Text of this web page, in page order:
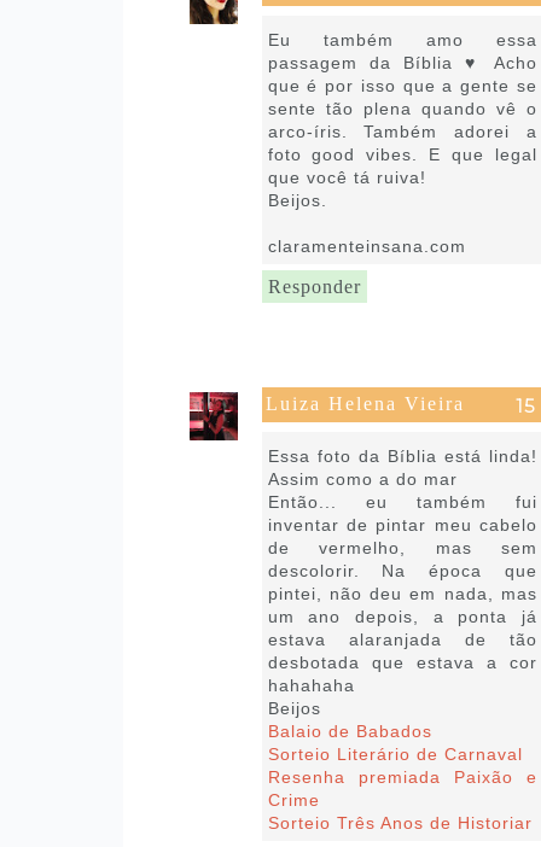
Eu também amo essa
passagem da Bíblia ♥ Acho
que é por isso que a gente se
sente tão plena quando vê o
arco-íris. Também adorei a
foto good vibes. E que legal
que você tá ruiva!
Beijos.
claramenteinsana.com
Responder
Luiza Helena Vieira
Essa foto da Bíblia está linda!
Assim como a do mar
Então... eu também fui
inventar de pintar meu cabelo
de vermelho, mas sem
descolorir. Na época que
pintei, não deu em nada, mas
um ano depois, a ponta já
estava alaranjada de tão
desbotada que estava a cor
hahahaha
Beijos
Balaio de Babados
Sorteio Literário de Carnaval
Resenha premiada Paixão e
Crime
Sorteio Três Anos de Historiar